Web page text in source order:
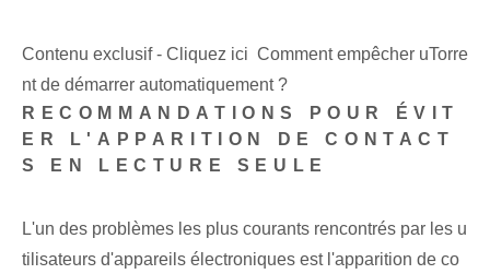
Contenu exclusif - Cliquez ici Comment empêcher uTorre
nt de démarrer automatiquement ?
RECOMMANDATIONS POUR ÉVIT
ER L'APPARITION DE CONTACT
S EN LECTURE SEULE
L'un des problèmes les plus courants rencontrés par les u
tilisateurs d'appareils électroniques est l'apparition de co